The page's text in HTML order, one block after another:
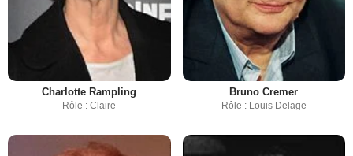
Charlotte Rampling
Rôle : Claire
Bruno Cremer
Rôle : Louis Delage